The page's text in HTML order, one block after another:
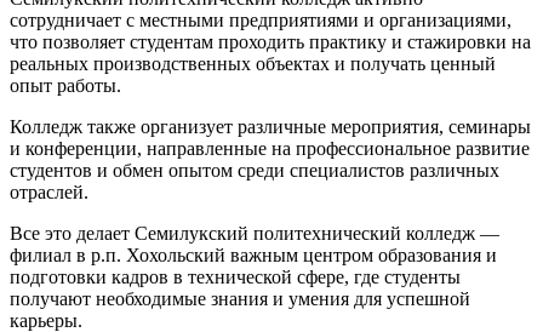
сотрудничает с местными предприятиями и организациями,
что позволяет студентам проходить практику и стажировки на
реальных производственных объектах и получать ценный
опыт работы.
Колледж также организует различные мероприятия, семинары
и конференции, направленные на профессиональное развитие
студентов и обмен опытом среди специалистов различных
отраслей.
Все это делает Семилукский политехнический колледж —
филиал в р.п. Хохольский важным центром образования и
подготовки кадров в технической сфере, где студенты
получают необходимые знания и умения для успешной
карьеры.